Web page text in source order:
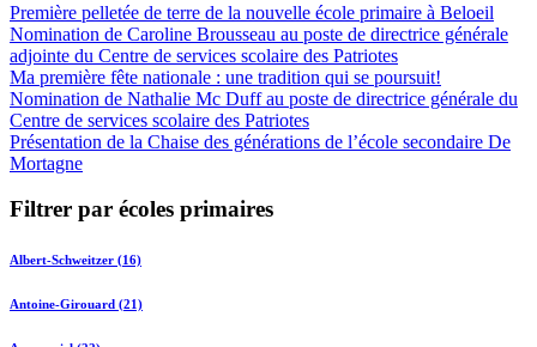
Première pelletée de terre de la nouvelle école primaire à Beloeil
Nomination de Caroline Brousseau au poste de directrice générale
adjointe du Centre de services scolaire des Patriotes
Ma première fête nationale : une tradition qui se poursuit!
Nomination de Nathalie Mc Duff au poste de directrice générale du
Centre de services scolaire des Patriotes
Présentation de la Chaise des générations de l’école secondaire De
Mortagne
Filtrer par écoles primaires
Albert-Schweitzer (16)
Antoine-Girouard (21)